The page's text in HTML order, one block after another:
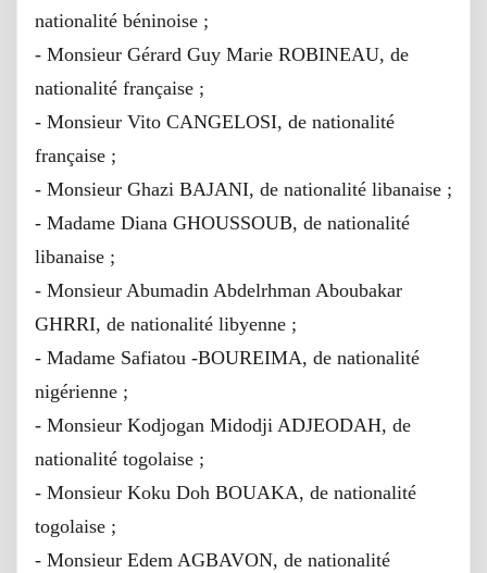
nationalité béninoise ;
- Monsieur Gérard Guy Marie ROBINEAU, de
nationalité française ;
- Monsieur Vito CANGELOSI, de nationalité
française ;
- Monsieur Ghazi BAJANI, de nationalité libanaise ;
- Madame Diana GHOUSSOUB, de nationalité
libanaise ;
- Monsieur Abumadin Abdelrhman Aboubakar
GHRRI, de nationalité libyenne ;
- Madame Safiatou -BOUREIMA, de nationalité
nigérienne ;
- Monsieur Kodjogan Midodji ADJEODAH, de
nationalité togolaise ;
- Monsieur Koku Doh BOUAKA, de nationalité
togolaise ;
- Monsieur Edem AGBAVON, de nationalité